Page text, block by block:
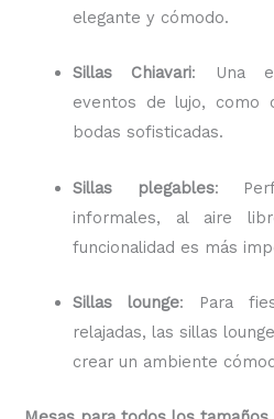
elegante y cómodo.
Sillas Chiavari: Una
eventos de lujo, como
bodas sofisticadas.
Sillas plegables:
informales, al aire
funcionalidad es más
Sillas lounge: Para
relajadas, las sillas
crear un ambiente